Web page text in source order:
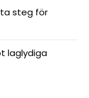
steg för
laglydiga